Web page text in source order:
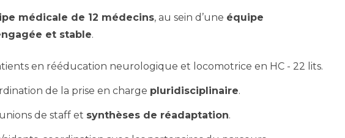
médicale de 12 médecins, au sein d’une équipe
et stable.
en rééducation neurologique et locomotrice en HC - 22 lits.
de la prise en charge pluridisciplinaire.
de staff et synthèses de réadaptation.